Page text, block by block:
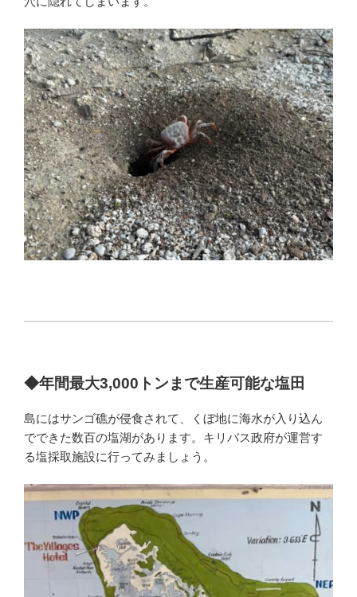
◆年間最大3,000トンまで生産可能な塩田
島にはサンゴ礁が侵食されて、くぼ地に海水が入り込ん
でできた数百の塩湖があります。キリバス政府が運営す
る塩採取施設に行ってみましょう。